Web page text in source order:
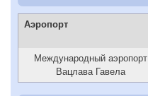
Аэропорт
Международный аэропорт
Вацлава Гавела